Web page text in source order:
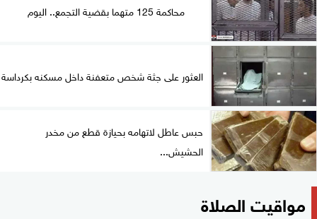
محاكمة 125 متهما بقضية التجمع.. اليوم
العثور على جثة شخص متعفنة داخل مسكنه بكرداسة
حبس عاطل لاتهامه بحيازة قطع من مخدر
الحشيش...
مواقيت الصلاة